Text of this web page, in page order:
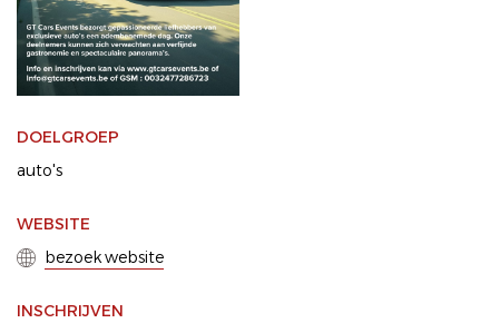
DOELGROEP
auto's
WEBSITE
bezoek website
INSCHRIJVEN